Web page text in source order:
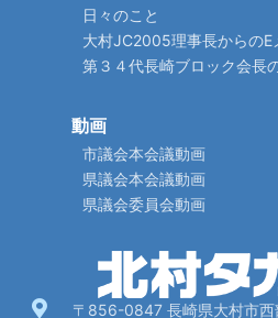
日々のこと
大村JC2005理事長からのE
第３４代長崎ブロック会長
動画
市議会本会議動画
県議会本会議動画
県議会委員会動画
〒856-0847 長崎県大村市西